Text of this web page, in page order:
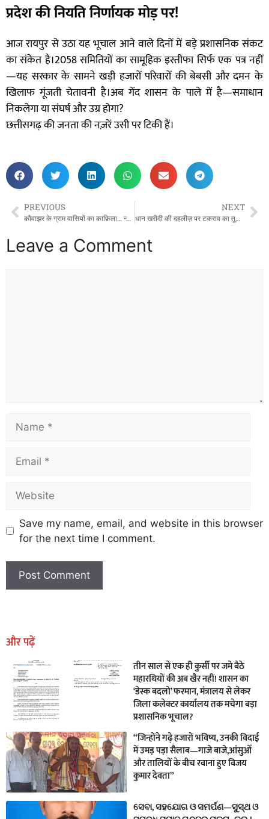
प्रदेश की नियति निर्णायक मोड़ पर!
आज रायपुर से उठा यह भूचाल आने वाले दिनों में बड़े प्रशासनिक संकट
का संकेत है।2058 समितियों का सामूहिक इस्तीफा सिर्फ एक पत्र नहीं
—यह सरकार के सामने खड़ी हजारों परिवारों की बेबसी और दमन के
खिलाफ गूंजती चेतावनी है।अब गेंद शासन के पाले में है—समाधान
निकलेगा या संघर्ष और उग्र होगा?
छत्तीसगढ़ की जनता की नज़रें उसी पर टिकी हैं।
PREVIOUS
कौवाझर के ग्राम वासियों का काफ़िला… न्याय की राह पर उठी पगध्वनियाँ”:तालाब और रास्ते की लड़ाई… पूरा गांव पैदल पहुँच रहा उप-तहसील कार्यालय!
NEXT
धान खरीदी की दहलीज़ पर टकराव का तूफान… हड़ताल से लौटे कर्मचारी, अब शासन से ‘न्याय की मांग’— एस्मा की तलवार हटाने की गुहार!”
Leave a Comment
Save my name, email, and website in this browser
for the next time I comment.
और पढ़ें
तीन साल से एक ही कुर्सी पर जमे बैठे
महारथियों की अब खैर नहीं! शासन का
‘डेस्क बदलो’ फरमान, मंत्रालय से लेकर
जिला कलेक्टर कार्यालय तक मचेगा बड़ा
प्रशासनिक भूचाल?
“जिन्होंने गढ़े हजारों भविष्य, उनकी विदाई
में उमड़ पड़ा सैलाब—गाजे बाजे,आंसुओं
और तालियों के बीच रवाना हुए विजय
कुमार देवता”
ସେବା, ସହଯୋଗ ଓ ସମର୍ପଣ—ସୁସ୍ଥ ଓ